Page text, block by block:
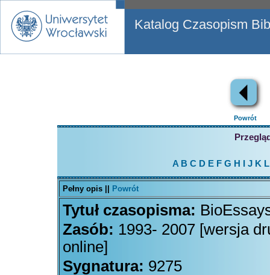
Katalog Czasopism
Powrót
A B C D EFG H J K L
Pełny opis || Powrót
Tytuł czasopisma:
Zasób: 1993- 2007 [wersja
online]
Sygnatura: 9275